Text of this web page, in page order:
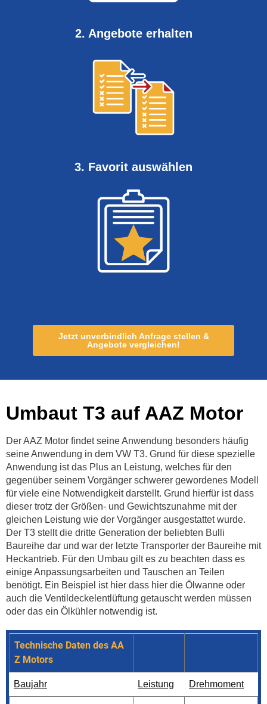
2. Angebote erhalten
3. Favorit auswählen
Jetzt unverbindlich Anfrage stellen &
Angebote vergleichen!
Umbaut T3 auf AAZ Motor
Der AAZ Motor findet seine Anwendung besonders häufig
seine Anwendung in dem VW T3. Grund für diese spezielle
Anwendung ist das Plus an Leistung, welches für den
gegenüber seinem Vorgänger schwerer gewordenes Modell
für viele eine Notwendigkeit darstellt. Grund hierfür ist dass
dieser trotz der Größen- und Gewichtszunahme mit der
gleichen Leistung wie der Vorgänger ausgestattet wurde.
Der T3 stellt die dritte Generation der beliebten Bulli
Baureihe dar und war der letzte Transporter der Baureihe mit
Heckantrieb. Für den Umbau gilt es zu beachten dass es
einige Anpassungsarbeiten und Tauschen an Teilen
benötigt. Ein Beispiel ist hier dass hier die Ölwanne oder
auch die Ventildeckelentlüftung getauscht werden müssen
oder das ein Ölkühler notwendig ist.
Technische Daten des AA
Z Motors
Baujahr Leistung Drehmoment